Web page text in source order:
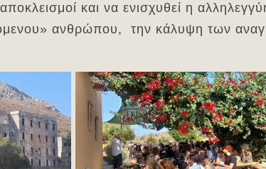
και να ενισχυθεί η
ανθρώπου, την κάλυψη των